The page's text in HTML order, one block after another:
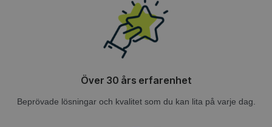
Över 30 års erfarenhet
Beprövade lösningar och kvalitet som du kan lita på varje dag.